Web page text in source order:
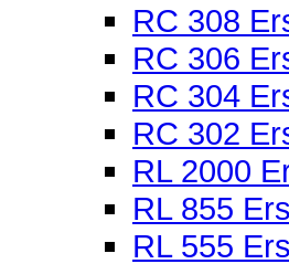
RC 308
RC 306
RC 304
RC 302
RL 2000
RL 855
RL 555